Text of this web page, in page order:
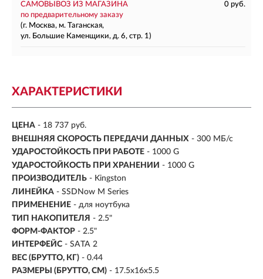
САМОВЫВОЗ ИЗ МАГАЗИНА
0 руб.
по предварительному заказу
(г. Москва, м. Таганская,
ул. Большие Каменщики, д. 6, стр. 1)
ХАРАКТЕРИСТИКИ
ЦЕНА - 18 737 руб.
ВНЕШНЯЯ СКОРОСТЬ ПЕРЕДАЧИ ДАННЫХ - 300 МБ/с
УДАРОСТОЙКОСТЬ ПРИ РАБОТЕ - 1000 G
УДАРОСТОЙКОСТЬ ПРИ ХРАНЕНИИ - 1000 G
ПРОИЗВОДИТЕЛЬ - Kingston
ЛИНЕЙКА - SSDNow M Series
ПРИМЕНЕНИЕ - для ноутбука
ТИП НАКОПИТЕЛЯ - 2.5"
ФОРМ-ФАКТОР - 2.5"
ИНТЕРФЕЙС - SATA 2
ВЕС (БРУТТО, КГ) - 0.44
РАЗМЕРЫ (БРУТТО, СМ) - 17.5x16x5.5